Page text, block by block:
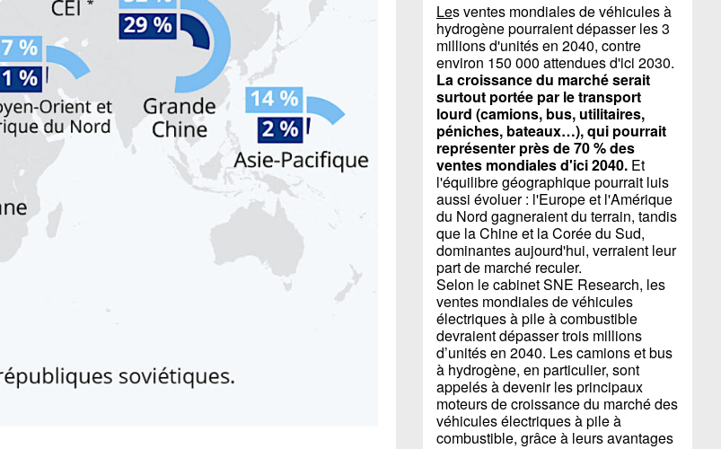
Les ventes mondiales de véhicules à
hydrogène pourraient dépasser les 3
millions d'unités en 2040, contre
environ 150 000 attendues d'ici 2030.
La croissance du marché serait
surtout portée par le transport
lourd (camions, bus, utilitaires,
péniches, bateaux…), qui pourrait
représenter près de 70 % des
ventes mondiales d'ici 2040. Et
l'équilibre géographique pourrait luis
aussi évoluer : l'Europe et l'Amérique
du Nord gagneraient du terrain, tandis
que la Chine et la Corée du Sud,
dominantes aujourd'hui, verraient leur
part de marché reculer.
Selon le cabinet SNE Research, les
ventes mondiales de véhicules
électriques à pile à combustible
devraient dépasser trois millions
d’unités en 2040. Les camions et bus
à hydrogène, en particulier, sont
appelés à devenir les principaux
moteurs de croissance du marché des
véhicules électriques à pile à
combustible, grâce à leurs avantages